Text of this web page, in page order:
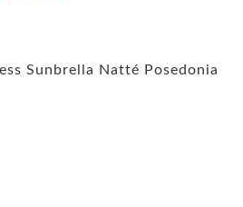
Sunbrella Natté Posedonia